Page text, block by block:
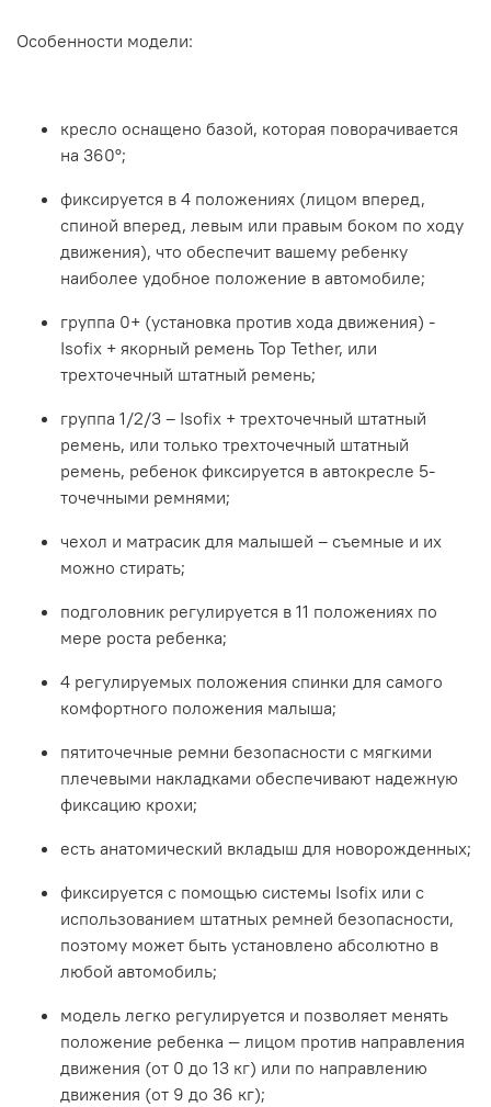
Особенности модели:
кресло оснащено базой, которая поворачивается
на 360°;
фиксируется в 4 положениях (лицом вперед,
спиной вперед, левым или правым боком по ходу
движения), что обеспечит вашему ребенку
наиболее удобное положение в автомобиле;
группа 0+ (установка против хода движения) -
Isofix + якорный ремень Top Tether, или
трехточечный штатный ремень;
группа 1/2/3 – Isofix + трехточечный штатный
ремень, или только трехточечный штатный
ремень, ребенок фиксируется в автокресле 5-
точечными ремнями;
чехол и матрасик для малышей – съемные и их
можно стирать;
подголовник регулируется в 11 положениях по
мере роста ребенка;
4 регулируемых положения спинки для самого
комфортного положения малыша;
пятиточечные ремни безопасности с мягкими
плечевыми накладками обеспечивают надежную
фиксацию крохи;
есть анатомический вкладыш для новорожденных;
фиксируется с помощью системы Isofix или с
использованием штатных ремней безопасности,
поэтому может быть установлено абсолютно в
любой автомобиль;
модель легко регулируется и позволяет менять
положение ребенка — лицом против направления
движения (от 0 до 13 кг) или по направлению
движения (от 9 до 36 кг);